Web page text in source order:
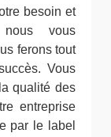
besoin et
vous
ferons tout
Vous
qualité des
entreprise
par le label